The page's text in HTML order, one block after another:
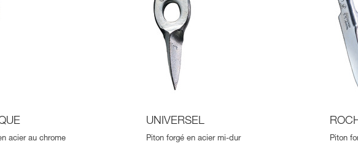
acier au chrome
UNIVERSEL
Piton forgé en acier mi-dur Piton